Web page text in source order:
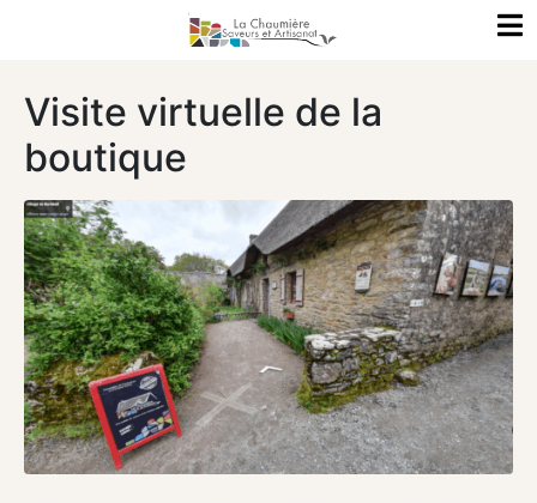
Visite virtuelle de la
boutique